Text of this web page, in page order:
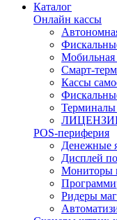
Каталог
Онлайн кассы
Мобильная
Смарт-
Кассы
Терминалы
POS-периферия
Денежные
Дисплей
Мониторы
Ридеры